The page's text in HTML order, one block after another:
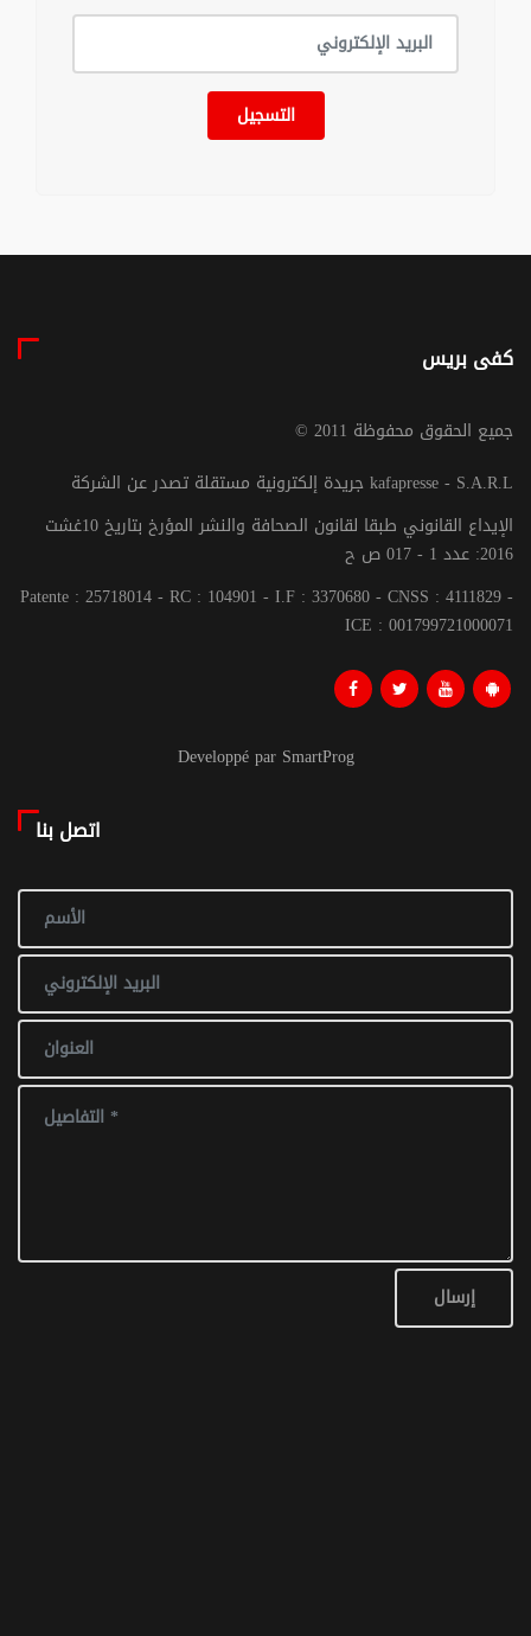
التسجيل
كفى بريس
© جميع الحقوق محفوظة 2011
جريدة إلكترونية مستقلة تصدر عن الشركة kafapresse - S.A.R.L
الإيداع القانوني طبقا لقانون الصحافة والنشر المؤرخ بتاريخ 10غشت
2016: عدد 1 - 017 ص ح
Patente : 25718014 - RC : 104901 - I.F : 3370680 - CNSS : 4111829 -
ICE : 001799721000071
Developpé par SmartProg
اتصل بنا